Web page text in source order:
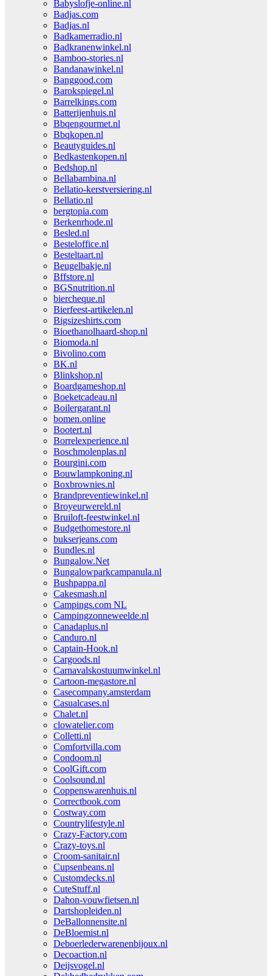
Babyslofje-online.nl
Badjas.com
Badjas.nl
Badkamerradio.nl
Badkranenwinkel.nl
Bamboo-stories.nl
Bandanawinkel.nl
Banggood.com
Barokspiegel.nl
Barrelkings.com
Batterijenhuis.nl
Bbqengourmet.nl
Bbqkopen.nl
Beautyguides.nl
Bedkastenkopen.nl
Bedshop.nl
Bellabambina.nl
Bellatio-kerstversiering.nl
Bellatio.nl
bergtopia.com
Berkenrhode.nl
Besled.nl
Besteloffice.nl
Besteltaart.nl
Beugelbakje.nl
Bffstore.nl
BGSnutrition.nl
biercheque.nl
Bierfeest-artikelen.nl
Bigsizeshirts.com
Bioethanolhaard-shop.nl
Biomoda.nl
Bivolino.com
BK.nl
Blinkshop.nl
Boardgameshop.nl
Boeketcadeau.nl
Boilergarant.nl
bomen.online
Bootert.nl
Borrelexperience.nl
Boschmolenplas.nl
Bourgini.com
Bouwlampkoning.nl
Boxbrownies.nl
Brandpreventiewinkel.nl
Broyeurwereld.nl
Bruiloft-feestwinkel.nl
Budgethomestore.nl
bukserjeans.com
Bundles.nl
Bungalow.Net
Bungalowparkcampanula.nl
Bushpappa.nl
Cakesmash.nl
Campings.com NL
Campingzonneweelde.nl
Canadaplus.nl
Canduro.nl
Captain-Hook.nl
Cargoods.nl
Carnavalskostuumwinkel.nl
Cartoon-megastore.nl
Casecompany.amsterdam
Casualcases.nl
Chalet.nl
clowatelier.com
Colletti.nl
Comfortvilla.com
Condoom.nl
CoolGift.com
Coolsound.nl
Coppenswarenhuis.nl
Correctbook.com
Costway.com
Countrylifestyle.nl
Crazy-Factory.com
Crazy-toys.nl
Croom-sanitair.nl
Cupsenbeans.nl
Customdecks.nl
CuteStuff.nl
Dahon-vouwfietsen.nl
Dartshopleiden.nl
DeBallonnensite.nl
DeBloemist.nl
Deboerlederwarenenbijoux.nl
Decoaction.nl
Deijsvogel.nl